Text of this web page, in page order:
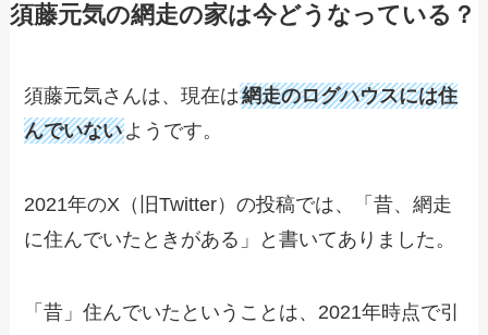
須藤元気の網走の家は今どうなっている？
須藤元気さんは、現在は網走のログハウスには住
んでいないようです。
2021年のX（旧Twitter）の投稿では、「昔、網走
に住んでいたときがある」と書いてありました。
「昔」住んでいたということは、2021年時点で引